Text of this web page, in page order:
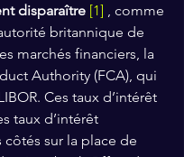
disparaître [1] , comme
britannique de
marchés financiers, la
Authority (FCA), qui
Ces taux d’intérêt
taux d’intérêt
côtés sur la place de